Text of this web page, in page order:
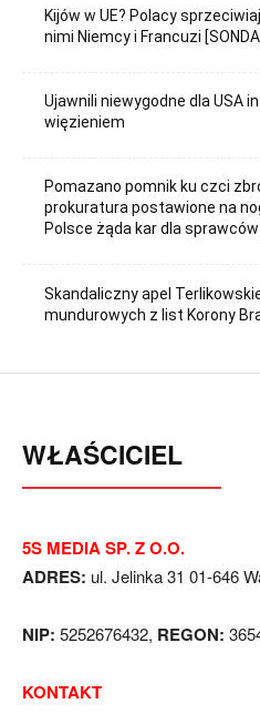
Kijów w UE? Polacy
nimi Niemcy i Francuzi
Ujawnili niewygodne dla USA
więzieniem
Pomazano pomnik ku czci
prokuratura postawione na
Polsce żąda kar dla sprawców
Skandaliczny apel
mundurowych z list Korony
WŁAŚCICIEL
5S MEDIA SP. Z O.O.
ADRES: ul. Jelinka 31 01-646
NIP: 5252676432, REGON:
KONTAKT